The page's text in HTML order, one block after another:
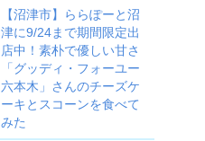
【沼津市】ららぽーと沼
津に9/24まで期間限定出
店中！素朴で優しい甘さ
「グッディ・フォーユー
六本木」さんのチーズケ
ーキとスコーンを食べて
みた